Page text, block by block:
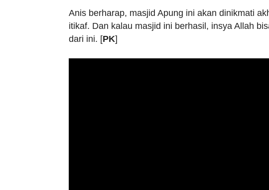
Anis berharap, masjid Apung ini akan dinikmati
itikaf. Dan kalau masjid ini berhasil, insya Allah
dari ini. [PK]